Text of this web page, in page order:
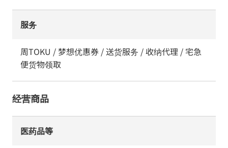
服务
周TOKU / 梦想优惠券 / 送货服务 / 收纳代理 / 宅急
便货物领取
经营商品
医药品等